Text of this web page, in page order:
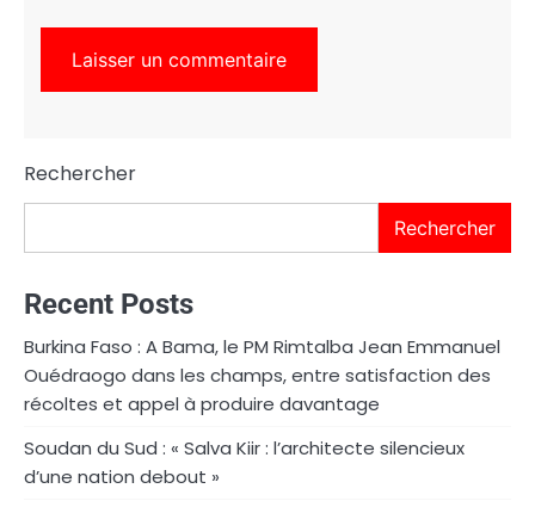
Rechercher
Rechercher
Recent Posts
Burkina Faso : A Bama, le PM Rimtalba Jean Emmanuel
Ouédraogo dans les champs, entre satisfaction des
récoltes et appel à produire davantage
Soudan du Sud : « Salva Kiir : l’architecte silencieux
d’une nation debout »